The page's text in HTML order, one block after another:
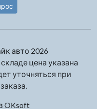
авто 2026
цена указана
уточняться при
OKsoft